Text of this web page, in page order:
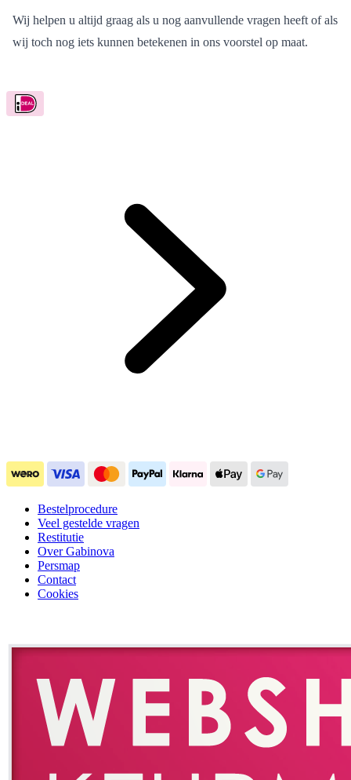
wij toch nog iets kunnen betekenen in ons voorstel op maat.
Bestelprocedure
Restitutie
Over Gabinova
Persmap
Contact
Cookies